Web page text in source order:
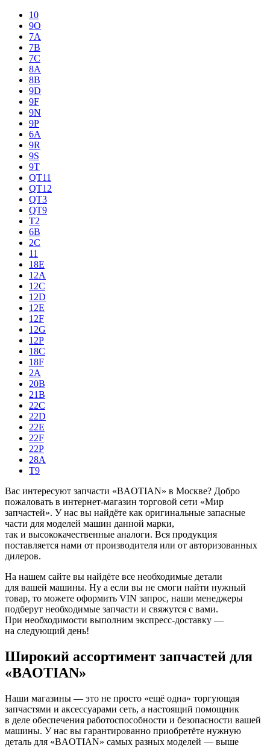
10
9O
7A
7B
7C
8A
8B
9D
9F
9N
9P
6A
9R
9S
9T
QT11
QT12
QT3
QT9
T2
6B
2C
11
18E
12A
12C
12D
12E
12F
12G
12P
18C
18F
2A
20B
21B
22C
22D
22E
22F
22P
28A
T9
Вас интересуют запчасти «BAOTIAN» в Москве? Добро
пожаловать в интернет-магазин торговой сети «Мир
запчастей». У нас вы найдёте как оригинальные запасные
части для моделей машин данной марки,
так и высококачественные аналоги. Вся продукция
поставляется нами от производителя или от авторизованных
дилеров.
На нашем сайте вы найдёте все необходимые детали
для вашей машины. Ну а если вы не смоги найти нужный
товар, то можете оформить VIN запрос, наши менеджеры
подберут необходимые запчасти и свяжутся с вами.
При необходимости выполним экспресс-доставку —
на следующий день!
Широкий ассортимент запчастей для
«BAOTIAN»
Наши магазины — это не просто «ещё одна» торгующая
запчастями и аксессуарами сеть, а настоящий помощник
в деле обеспечения работоспособности и безопасности вашей
машины. У нас вы гарантированно приобретёте нужную
деталь для «BAOTIAN» самых разных моделей — выше